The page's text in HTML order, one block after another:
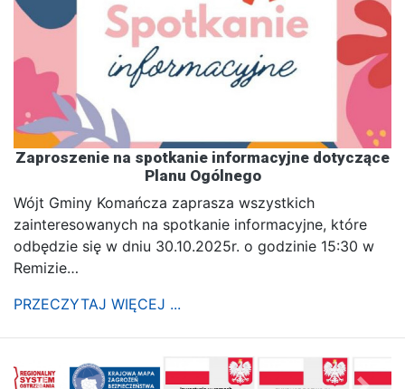
Zaproszenie na spotkanie informacyjne dotyczące
Planu Ogólnego
Wójt Gminy Komańcza zaprasza wszystkich
zainteresowanych na spotkanie informacyjne, które
odbędzie się w dniu 30.10.2025r. o godzinie 15:30 w
Remizie…
PRZECZYTAJ WIĘCEJ ...